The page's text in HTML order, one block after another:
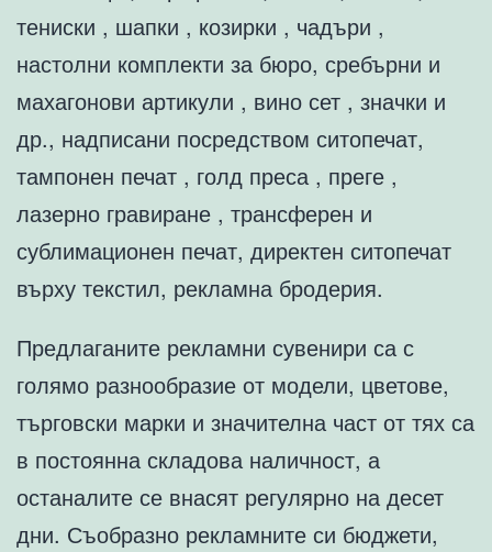
тениски , шапки , козирки , чадъри ,
настолни комплекти за бюро, сребърни и
махагонови артикули , вино сет , значки и
др., надписани посредством ситопечат,
тампонен печат , голд преса , преге ,
лазерно гравиране , трансферен и
сублимационен печат, директен ситопечат
върху текстил, рекламна бродерия.
Предлаганите рекламни сувенири са с
голямо разнообразие от модели, цветове,
търговски марки и значителна част от тях са
в постоянна складова наличност, а
останалите се внасят регулярно на десет
дни. Съобразно рекламните си бюджети,